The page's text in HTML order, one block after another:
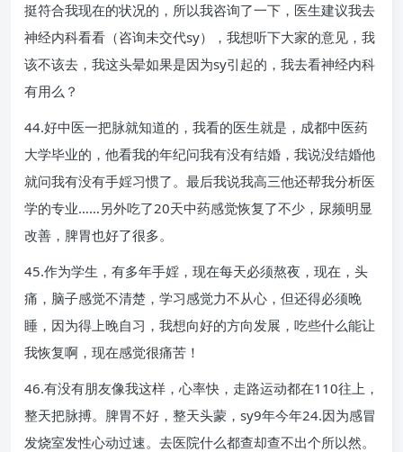
挺符合我现在的状况的，所以我咨询了一下，医生建议我去
神经内科看看（咨询未交代sy），我想听下大家的意见，我
该不该去，我这头晕如果是因为sy引起的，我去看神经内科
有用么？
44.好中医一把脉就知道的，我看的医生就是，成都中医药
大学毕业的，他看我的年纪问我有没有结婚，我说没结婚他
就问我有没有手婬习惯了。最后我说我高三他还帮我分析医
学的专业……另外吃了20天中药感觉恢复了不少，尿频明显
改善，脾胃也好了很多。
45.作为学生，有多年手婬，现在每天必须熬夜，现在，头
痛，脑子感觉不清楚，学习感觉力不从心，但还得必须晚
睡，因为得上晚自习，我想向好的方向发展，吃些什么能让
我恢复啊，现在感觉很痛苦！
46.有没有朋友像我这样，心率快，走路运动都在110往上，
整天把脉搏。脾胃不好，整天头蒙，sy9年今年24.因为感冒
发烧室发性心动过速。去医院什么都查却查不出个所以然。